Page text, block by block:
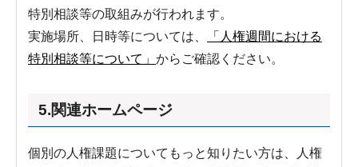
特別相談等の取組みが行われます。
実施場所、日時等については、
「人権週間における
特別相談等について」 からご確認ください。
5.関連ホームページ
個別の人権課題についてもっと知りたい方は、人権